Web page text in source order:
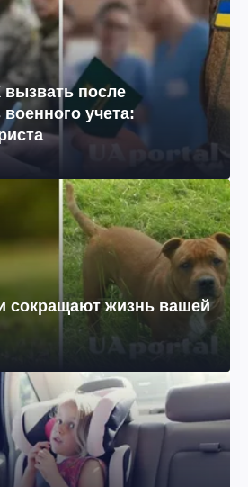
после
учета:
сокращают жизнь вашей